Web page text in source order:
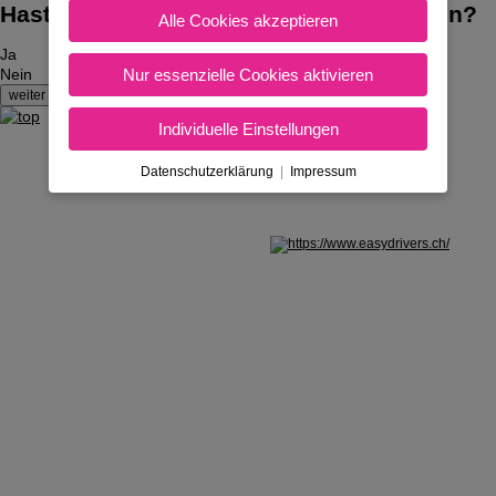
Hast du bereits den Traktor-Führerschein?
Ja
Nein
Alle Cookies akzeptieren
Nur essenzielle Cookies aktivieren
Individuelle Einstellungen
Datenschutzerklärung | Impressum